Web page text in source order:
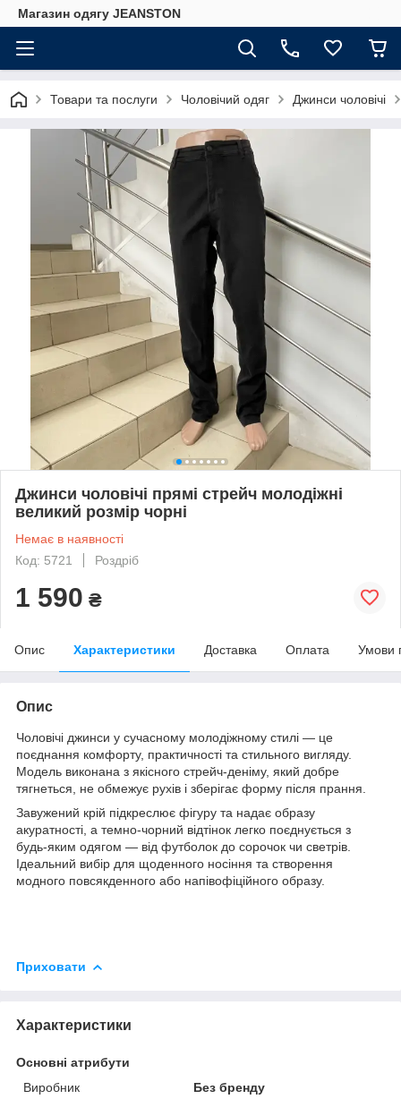
Магазин одягу JEANSTON
Товари та послуги Чоловічий одяг Джинси чоловічі
Джинси чоловічі прямі стрейч молодіжні
великий розмір чорні
Немає в наявності
Код: 5721
Роздріб
1 590 ₴
Опис Характеристики Доставка Оплата Умови
Опис
Чоловічі джинси у сучасному молодіжному стилі — це
поєднання комфорту, практичності та стильного вигляду.
Модель виконана з якісного стрейч-деніму, який добре
тягнеться, не обмежує рухів і зберігає форму після прання.
Завужений крій підкреслює фігуру та надає образу
акуратності, а темно-чорний відтінок легко поєднується з
будь-яким одягом — від футболок до сорочок чи светрів.
Ідеальний вибір для щоденного носіння та створення
модного повсякденного або напівофіційного образу.
Приховати
Характеристики
Основні атрибути
Виробник
Без бренду